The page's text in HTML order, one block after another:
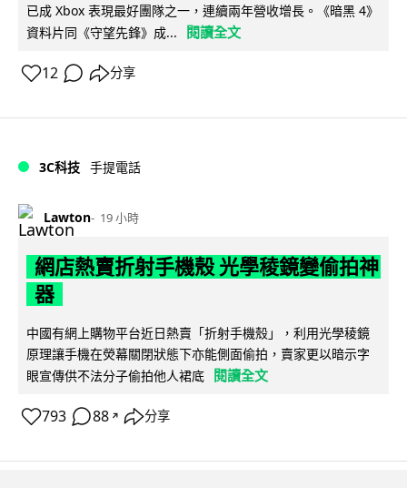
已成 Xbox 表現最好團隊之一，連續兩年營收增長。《暗黑 4》
資料片同《守望先鋒》成...
閱讀全文
12 分享
3C科技 手提電話
Lawton 19 小時
網店熱賣折射手機殼 光學稜鏡變偷拍神
器
中國有網上購物平台近日熱賣「折射手機殼」，利用光學稜鏡
原理讓手機在熒幕關閉狀態下亦能側面偷拍，賣家更以暗示字
眼宣傳供不法分子偷拍他人裙底
閱讀全文
793 88 ↗ 分享